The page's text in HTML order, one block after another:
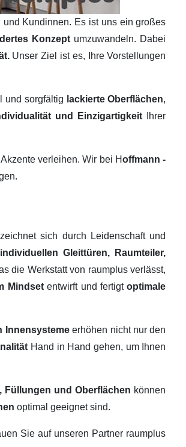
Kundinnen. Es ist uns ein großes
Konzept umzuwandeln. Dabei
Unser Ziel ist es, Ihre Vorstellungen
und sorgfältig lackierte Oberflächen,
und Einzigartigkeit
Ihrer
verleihen. Wir bei Hoffmann -
sich durch Leidenschaft und
individuellen Gleittüren, Raumteiler,
die Werkstatt von raumplus verlässt,
Mindsetentwirft und fertigtoptimale
Innensystemeerhöhen nicht nur den
Hand in Hand gehen, um Ihnen
Füllungen und Oberflächen können
optimal geeignet sind.
Sie auf unseren Partner raumplus